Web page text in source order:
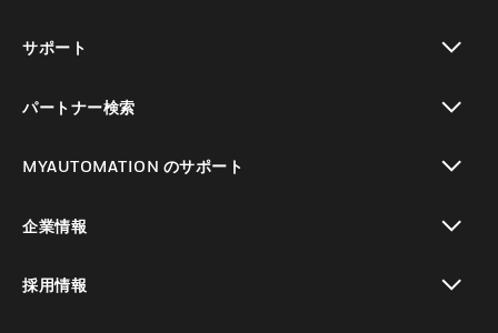
サポート
パートナー検索
MYAUTOMATION のサポート
企業情報
採用情報